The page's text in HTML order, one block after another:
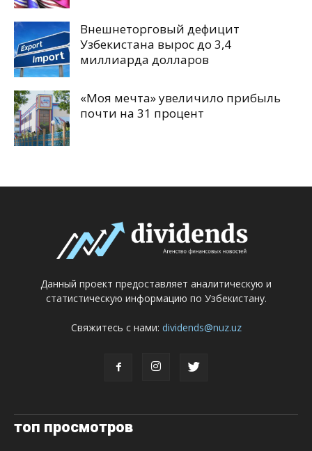
Внешнеторговый дефицит
Узбекистана вырос до 3,4
миллиарда долларов
«Моя мечта» увеличило прибыль
почти на 31 процент
Данный проект предоставляет аналитическую и
статистическую информацию по Узбекистану.
Свяжитесь с нами: dividends@nuz.uz
топ просмотров